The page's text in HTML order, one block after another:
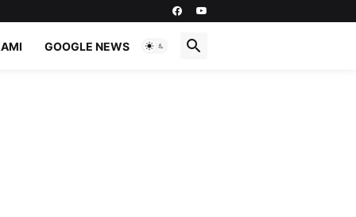
GOOGLE NEWS